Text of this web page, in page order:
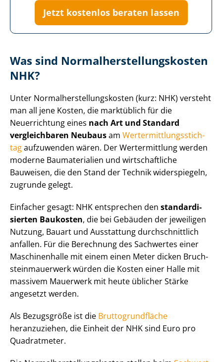
Jetzt kostenlos beraten lassen
Was sind Nor­mal­her­stel­lungs­kos­ten
NHK?
Unter Nor­mal­her­stel­lungs­kos­ten (kurz: NHK) versteht
man all jene Kosten, die marktüblich für die
Neuerrichtung eines nach Art und Standard
vergleichbaren Neubausam Wert­ermitt­lungs­stich­
tagaufzuwenden wären. Der Wertermittlung werden
moderne Baumaterialien und wirtschaftliche
Bauweisen, die den Stand der Technik widerspiegeln,
zugrunde gelegt.
Einfacher gesagt: NHK entsprechen den stan­dar­di­
sier­ten Baukosten, die bei Gebäuden der jeweiligen
Nutzung, Bauart und Ausstattung durch­schnitt­lich
anfallen. Für die Berechnung des Sachwertes einer
Maschinenhalle mit einem einen Meter dicken Bruch­
stein­mau­er­werk würden die Kosten einer Halle mit
massivem Mauerwerk mit heute üblicher Stärke
angesetzt werden.
Als Bezugsgröße ist die Brut­to­grund­flä­che
heranzuziehen, die Einheit der NHK sind Euro pro
Quadratmeter.